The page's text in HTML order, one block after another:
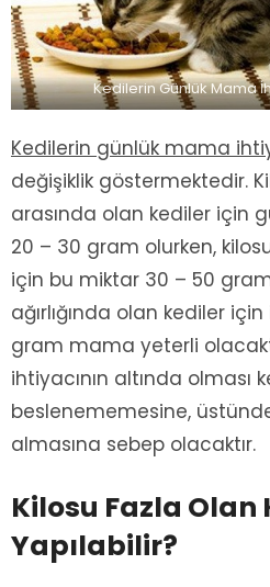
Kedilerin Günlük Mama
Kedilerin günlük mama
değişiklik göstermektedir.
arasında olan kediler için
20 – 30 gram olurken,
için bu miktar 30 – 50
ağırlığında olan kediler
gram mama yeterli
ihtiyacının altında olması
beslenememesine,
almasına sebep olacaktır.
Kilosu Fazla Olan
Yapılabilir?